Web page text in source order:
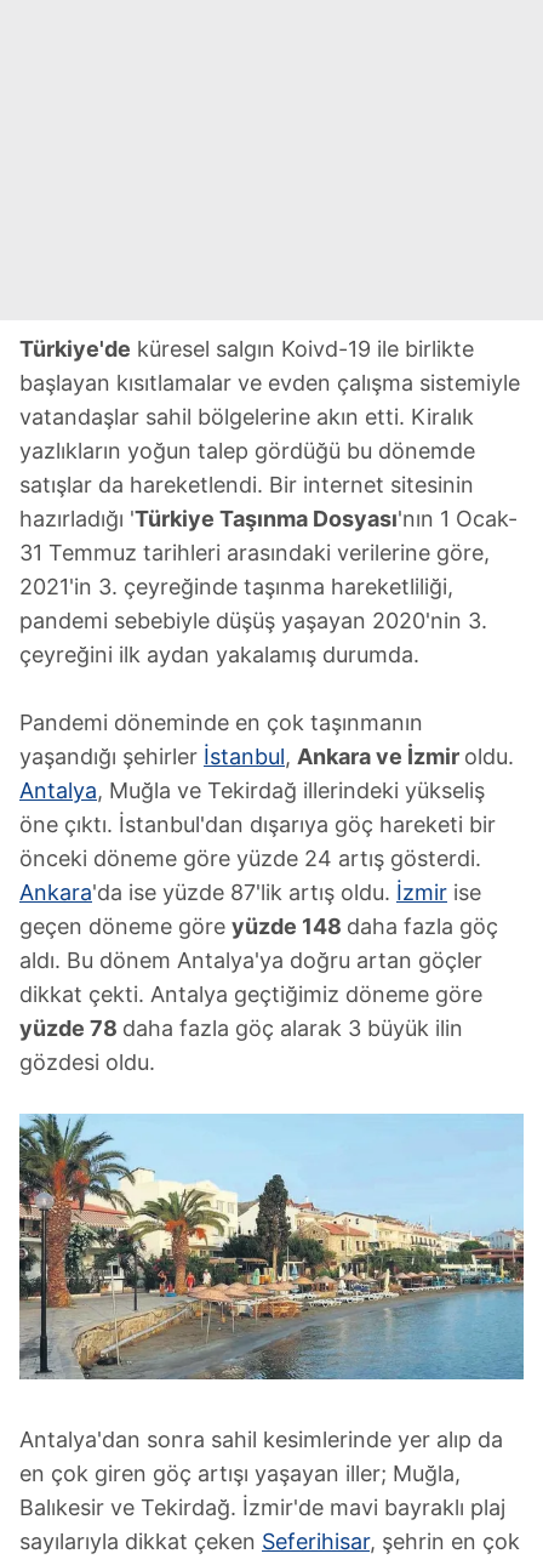
Türkiye'de küresel salgın Koivd-19 ile birlikte
başlayan kısıtlamalar ve evden çalışma sistemiyle
vatandaşlar sahil bölgelerine akın etti. Kiralık
yazlıkların yoğun talep gördüğü bu dönemde
satışlar da hareketlendi. Bir internet sitesinin
hazırladığı 'Türkiye Taşınma Dosyası'nın 1 Ocak-
31 Temmuz tarihleri arasındaki verilerine göre,
2021'in 3. çeyreğinde taşınma hareketliliği,
pandemi sebebiyle düşüş yaşayan 2020'nin 3.
çeyreğini ilk aydan yakalamış durumda.
Pandemi döneminde en çok taşınmanın
yaşandığı şehirler İstanbul, Ankara ve İzmir oldu.
Antalya, Muğla ve Tekirdağ illerindeki yükseliş
öne çıktı. İstanbul'dan dışarıya göç hareketi bir
önceki döneme göre yüzde 24 artış gösterdi.
Ankara'da ise yüzde 87'lik artış oldu. İzmir ise
geçen döneme göre yüzde 148 daha fazla göç
aldı. Bu dönem Antalya'ya doğru artan göçler
dikkat çekti. Antalya geçtiğimiz döneme göre
yüzde 78 daha fazla göç alarak 3 büyük ilin
gözdesi oldu.
Antalya'dan sonra sahil kesimlerinde yer alıp da
en çok giren göç artışı yaşayan iller; Muğla,
Balıkesir ve Tekirdağ. İzmir'de mavi bayraklı plaj
sayılarıyla dikkat çeken Seferihisar, şehrin en çok